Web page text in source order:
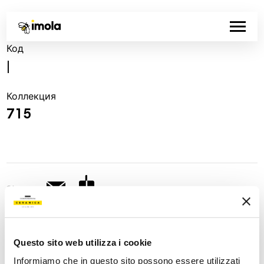
Questo sito web utilizza i cookie
Informiamo che in questo sito possono essere utilizzati
Код
Коллекция
715
Share: